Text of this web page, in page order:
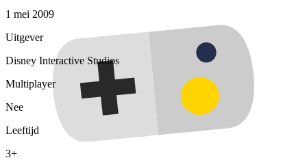
1 mei 2009
Uitgever
Disney Interactive Studios
Multiplayer
Nee
Leeftijd
3+